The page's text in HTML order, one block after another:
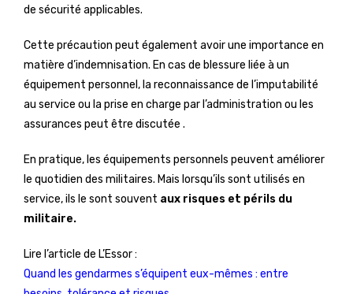
de sécurité applicables.
Cette précaution peut également avoir une importance en
matière d’indemnisation. En cas de blessure liée à un
équipement personnel, la reconnaissance de l’imputabilité
au service ou la prise en charge par l’administration ou les
assurances peut être discutée .
En pratique, les équipements personnels peuvent améliorer
le quotidien des militaires. Mais lorsqu’ils sont utilisés en
service, ils le sont souvent aux risques et périls du
militaire.
Lire l’article de L’Essor :
Quand les gendarmes s’équipent eux-mêmes : entre